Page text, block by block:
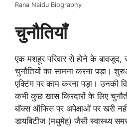
Rana Naidu Biography
चुनौतियाँ
एक मशहूर परिवार से होने के बावजूद,
चुनौतियों का सामना करना पड़ा।
एक्टिंग पर काम करना पड़ा। उनकी
कभी कुछ खास किरदारों के लिए
बॉक्स ऑफिस पर अपेक्षाओं पर खरी
डायबिटीज (मधुमेह) जैसी स्वास्थ्य